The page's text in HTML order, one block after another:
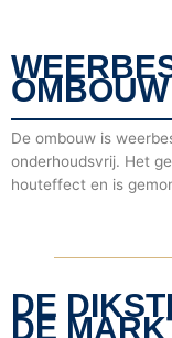
OMBOUW
De ombouw is
onderhoudsvrij. Het
houteffect en is
DE
DE